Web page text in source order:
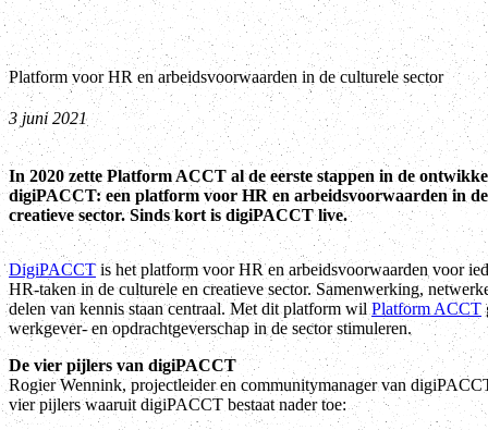
Platform voor HR en arbeidsvoorwaarden in de culturele sector
3 juni 2021
In 2020 zette Platform ACCT al de eerste stappen in de
digiPACCT: een platform voor HR en arbeidsvoorwaarden in
creatieve sector. Sinds kort is digiPACCT live.
DigiPACCTis het platform voor HR en arbeidsvoorwaarden voor
HR-taken in de culturele en creatieve sector. Samenwerking,
delen van kennis staan centraal. Met dit platform wilPlatform ACCT
werkgever- en opdrachtgeverschap in de sector stimuleren.
De vier pijlers van digiPACCT
Rogier Wennink, projectleider en communitymanager van
vier pijlers waaruit digiPACCT bestaat nader toe: